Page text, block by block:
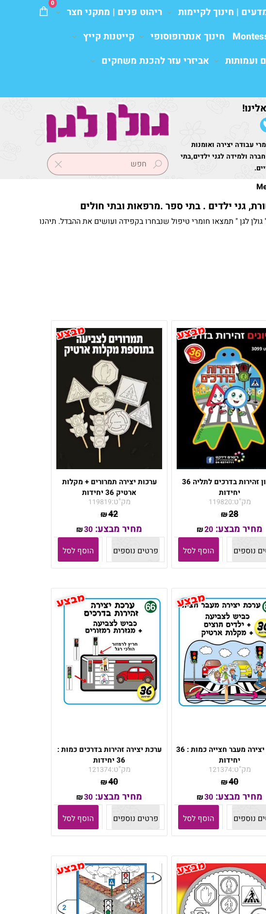
עבודה יצירה ואומנות
ולמידה לגני ילדים,בתי
0
| חינוך לקיימות
ריהוט פנים | מתקני חצר
חינוך אנתרופוסופי
קייטנות קייץ
ועמותות
אביזרי עזר להכנת משחקים
גני ילדים . בתי ספר .מרפאות ובתי חולים
לגן " תמצאו חומרי טיפול שנבחרו בקפידה ועושים את ההבדל. תיהנו
תליון זהירות בדרכים לתליה 36
יחידות
מק"ט:119820
₪28
מחיר מבצע: ₪20
נוספים
הוסף לסל
ערכות יצירה תמרורים + מקלות
ארטיק 36 יחידות
מק"ט:119819
₪42
מחיר מבצע: ₪30
פרטים נוספים
הוסף לסל
ערכת יצירה מעבר חצייה כמות : 36
יחידות
מק"ט:121374
₪40
מחיר מבצע: ₪30
נוספים
הוסף לסל
ערכת יצירה זהירות בדרכים כמות :
36 יחידות
מק"ט:121374
₪40
מחיר מבצע: ₪30
פרטים נוספים
הוסף לסל